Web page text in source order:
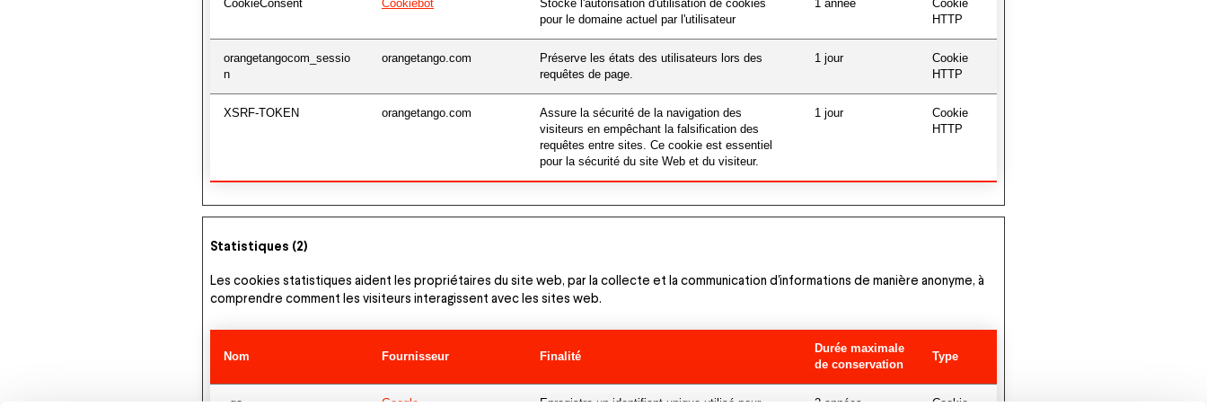
CookieConsent Cookiebot
Stocke l'autorisation d'utilisation de cookies
pour le domaine actuel par l'utilisateur
1 année
Cookie
HTTP
orangetangocom_sessio
n
orangetango.com
Préserve les états des utilisateurs lors des
requêtes de page.
1 jour
Cookie
HTTP
XSRF-TOKEN orangetango.com
Assure la sécurité de la navigation des
visiteurs en empêchant la falsification des
requêtes entre sites. Ce cookie est essentiel
pour la sécurité du site Web et du visiteur.
1 jour
Cookie
HTTP
Statistiques (2)
Les cookies statistiques aident les propriétaires du site web, par la collecte et la communication d'informations de manière anonyme, à
comprendre comment les visiteurs interagissent avec les sites web.
Nom Fournisseur Finalité
Durée maximale
de conservation
Type
_ga Google
Enregistre un identifiant unique utilisé pour
2 années
Cookie